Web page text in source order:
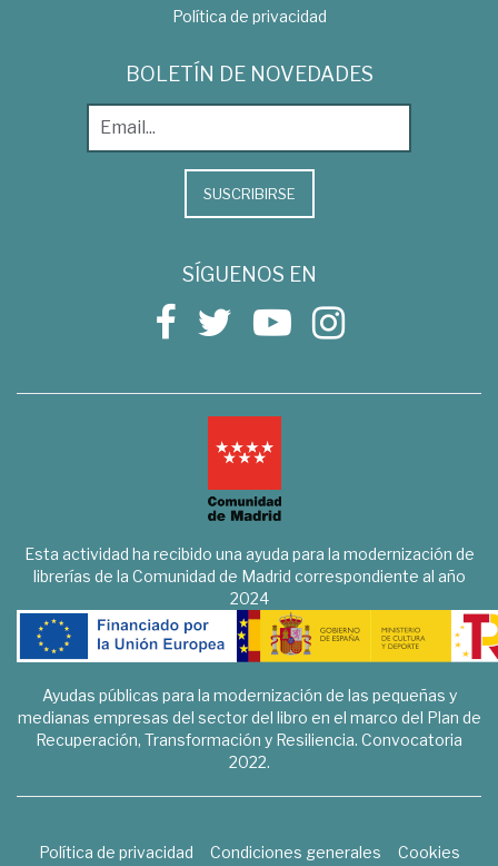
Política de privacidad
BOLETÍN DE NOVEDADES
SUSCRIBIRSE
SÍGUENOS EN
Esta actividad ha recibido una ayuda para la modernización de
librerías de la Comunidad de Madrid correspondiente al año
2024
Ayudas públicas para la modernización de las pequeñas y
medianas empresas del sector del libro en el marco del Plan de
Recuperación, Transformación y Resiliencia. Convocatoria
2022.
Política de privacidad Condiciones generales
Cookies